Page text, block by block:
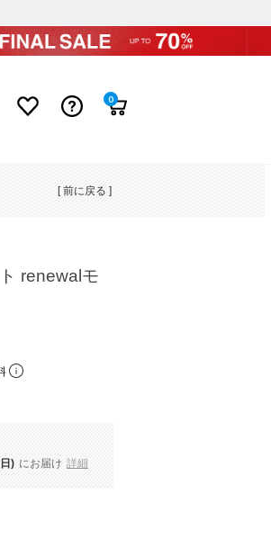
0
[ 前に戻る ]
renewalモ
) にお届け 詳細